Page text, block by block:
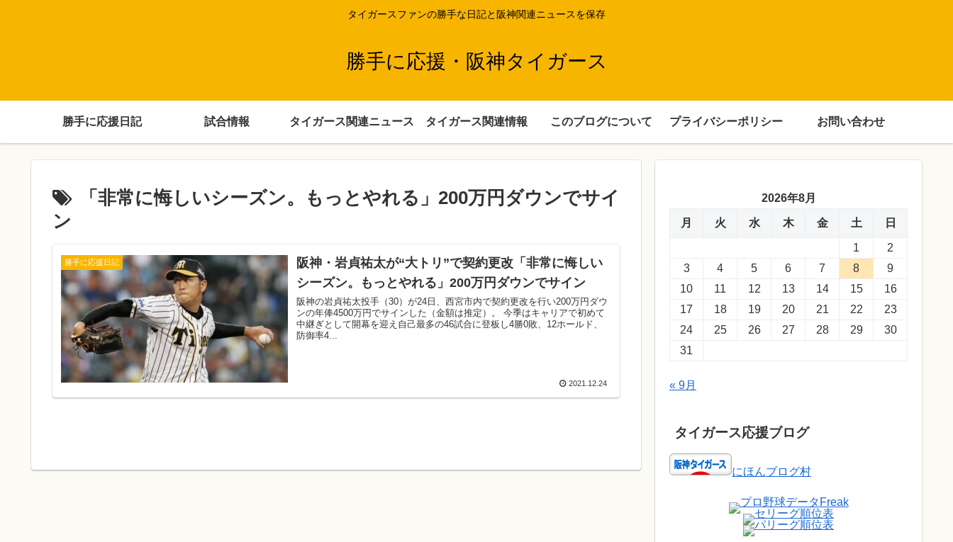
タイガースファンの勝手な日記と阪神関連ニュースを保存
勝手に応援・阪神タイガース
勝手に応援日記 試合情報 タイガース関連ニュース タイガース関連情報 このブログについて プライバシーポリシー お問い合わせ
「非常に悔しいシーズン。もっとやれる」200万円ダウンでサイ
ン
勝手に応援日記
阪神・岩貞祐太が“大トリ”で契約更改「非常に悔しい
シーズン。もっとやれる」200万円ダウンでサイン
阪神の岩貞祐太投手（30）が24日、西宮市内で契約更改を行い200万円ダウ
ンの年俸4500万円でサインした（金額は推定）。 今季はキャリアで初めて
中継ぎとして開幕を迎え自己最多の46試合に登板し4勝0敗、12ホールド、
防御率4...
2021.12.24
2026年8月
月 火 水 木 金 土 日
1
2
3
4 5 6 7 8
9
10
11 12 13 14 15
16
17
18 19 20 21 22
23
24
25 26 27 28 29
30
31
« 9月
タイガース応援ブログ
にほんブログ村